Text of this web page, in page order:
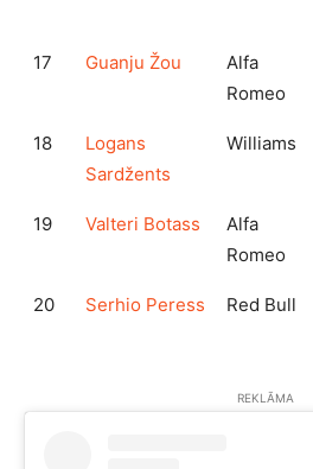
17 Guanju Žou
Alfa
Romeo
18
Logans
Sardžents
Williams
19 Valteri Botass
Alfa
Romeo
20 Serhio Peress Red Bull
REKLĀMA